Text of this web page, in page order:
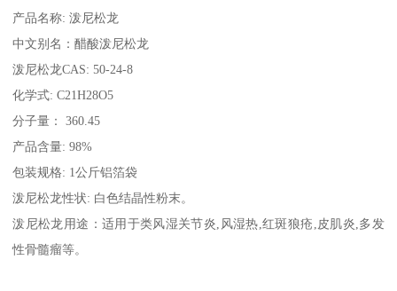
产品名称:泼尼松龙
中文别名：醋酸泼尼松龙
泼尼松龙CAS: 50-24-8
化学式: C21H28O5
分子量：
360.45
产品含量: 98%
包装规格: 1公斤铝箔袋
泼尼松龙性状: 白色结晶性粉末。
泼尼松龙用途：适用于类风湿关节炎 风湿热 红斑狼疮 皮肌炎 多发
性骨髓瘤等。